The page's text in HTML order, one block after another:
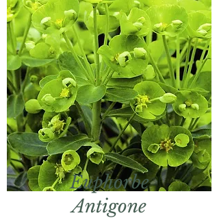
Euphorbe
Antigone